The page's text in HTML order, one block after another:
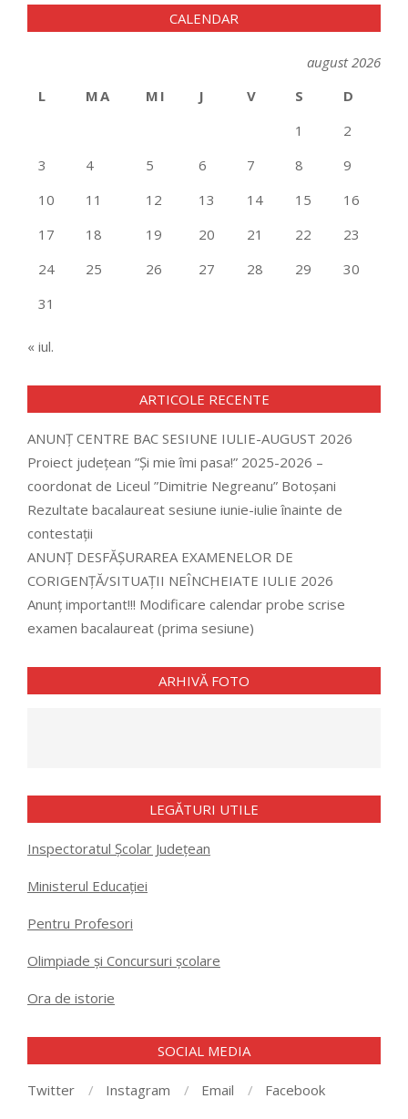
CALENDAR
august 2026
L
MA MI J V S
D
1
2
3
4 5 6 7 8
9
10
11 12 13 14 15
16
17
18 19 20 21 22
23
24
25 26 27 28 29
30
31
« iul.
ARTICOLE RECENTE
ANUNȚ CENTRE BAC SESIUNE IULIE-AUGUST 2026
Proiect județean ”Și mie îmi pasa!” 2025-2026 –
coordonat de Liceul ”Dimitrie Negreanu” Botoșani
Rezultate bacalaureat sesiune iunie-iulie înainte de
contestații
ANUNȚ DESFĂȘURAREA EXAMENELOR DE
CORIGENȚĂ/SITUAȚII NEÎNCHEIATE IULIE 2026
Anunț important!!! Modificare calendar probe scrise
examen bacalaureat (prima sesiune)
ARHIVĂ FOTO
LEGĂTURI UTILE
Inspectoratul Școlar Județean
Ministerul Educației
Pentru Profesori
Olimpiade și Concursuri școlare
Ora de istorie
SOCIAL MEDIA
Twitter Instagram Email Facebook